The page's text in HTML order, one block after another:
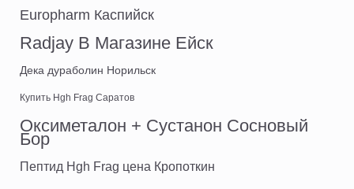
Europharm Каспийск
Radjay В Магазине Ейск
Дека дураболин Норильск
Купить Hgh Frag Саратов
Оксиметалон + Сустанон Сосновый
Бор
Пептид Hgh Frag цена Кропоткин